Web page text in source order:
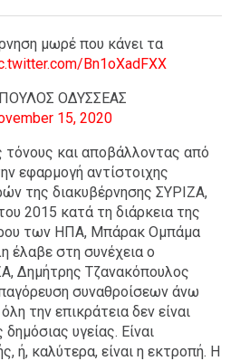
μωρέ που κάνει τα
Bn1oXadFXX
ΟΔΥΣΣΕΑΣ
15, 2020
τόνους και αποβάλλοντας από
εφαρμογή αντίστοιχης
της διακυβέρνησης ΣΥΡΙΖΑ,
2015 κατά τη διάρκεια της
των ΗΠΑ, Μπάρακ Ομπάμα
έλαβε στη συνέχεια ο
Δημήτρης Τζανακόπουλος
συναθροίσεων άνω
την επικράτεια δεν είναι
υγείας. Είναι
ή, καλύτερα, είναι η εκτροπή. Η